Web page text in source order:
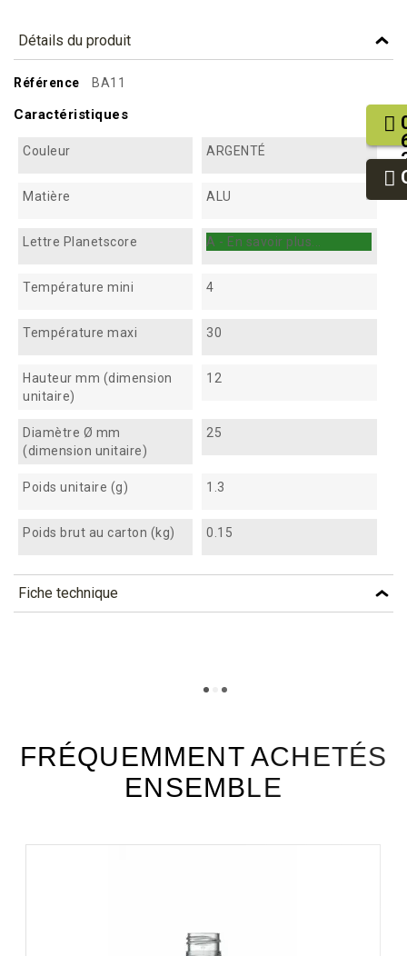
Détails du produit
Référence BA11
Caractéristiques
Couleur ARGENTÉ
Matière ALU
Lettre Planetscore A - En savoir plus...
Température mini 4
Température maxi 30
Hauteur mm (dimension
unitaire)
12
Diamètre Ø mm
(dimension unitaire)
25
Poids unitaire (g) 1.3
Poids brut au carton (kg) 0.15
Fiche technique
FRÉQUEMMENT ACHETÉS
ENSEMBLE